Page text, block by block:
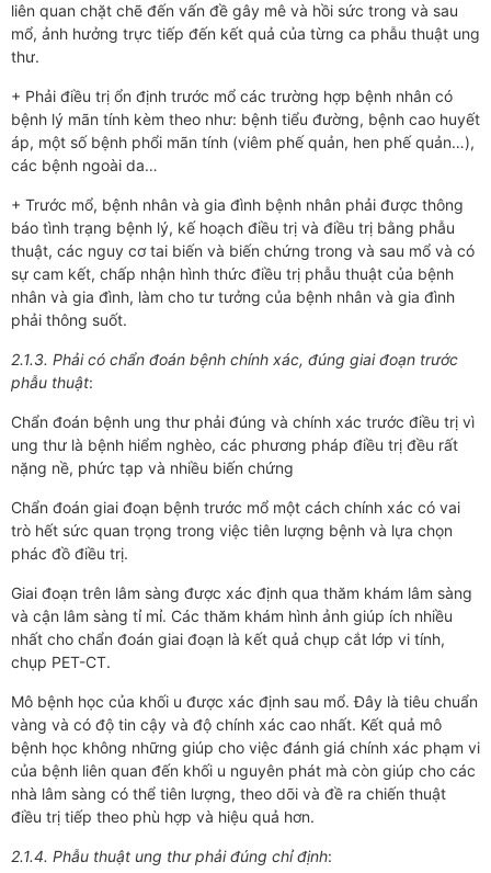
liên quan chặt chẽ đến vấn đề gây mê và hồi sức trong và sau
mổ, ảnh hưởng trực tiếp đến kết quả của từng ca phẫu thuật ung
thư.
+ Phải điều trị ổn định trước mổ các trường hợp bệnh nhân có
bệnh lý mãn tính kèm theo như: bệnh tiểu đường, bệnh cao huyết
áp, một số bệnh phổi mãn tính (viêm phế quản, hen phế quản…),
các bệnh ngoài da…
+ Trước mổ, bệnh nhân và gia đình bệnh nhân phải được thông
báo tình trạng bệnh lý, kế hoạch điều trị và điều trị bằng phẫu
thuật, các nguy cơ tai biến và biến chứng trong và sau mổ và có
sự cam kết, chấp nhận hình thức điều trị phẫu thuật của bệnh
nhân và gia đình, làm cho tư tưởng của bệnh nhân và gia đình
phải thông suốt.
2.1.3. Phải có chẩn đoán bệnh chính xác, đúng giai đoạn trước
phẫu thuật:
Chẩn đoán bệnh ung thư phải đúng và chính xác trước điều trị vì
ung thư là bệnh hiểm nghèo, các phương pháp điều trị đều rất
nặng nề, phức tạp và nhiều biến chứng
Chẩn đoán giai đoạn bệnh trước mổ một cách chính xác có vai
trò hết sức quan trọng trong việc tiên lượng bệnh và lựa chọn
phác đồ điều trị.
Giai đoạn trên lâm sàng được xác định qua thăm khám lâm sàng
và cận lâm sàng tỉ mỉ. Các thăm khám hình ảnh giúp ích nhiều
nhất cho chẩn đoán giai đoạn là kết quả chụp cắt lớp vi tính,
chụp PET-CT.
Mô bệnh học của khối u được xác định sau mổ. Đây là tiêu chuẩn
vàng và có độ tin cậy và độ chính xác cao nhất. Kết quả mô
bệnh học không những giúp cho việc đánh giá chính xác phạm vi
của bệnh liên quan đến khối u nguyên phát mà còn giúp cho các
nhà lâm sàng có thể tiên lượng, theo dõi và đề ra chiến thuật
điều trị tiếp theo phù hợp và hiệu quả hơn.
2.1.4. Phẫu thuật ung thư phải đúng chỉ định: